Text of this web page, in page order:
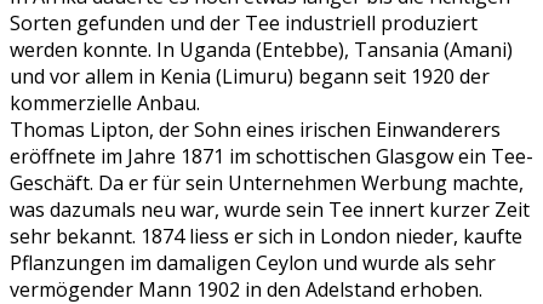
Sorten gefunden und der Tee industriell produziert
werden konnte. In Uganda (Entebbe), Tansania (Amani)
und vor allem in Kenia (Limuru) begann seit 1920 der
kommerzielle Anbau.
Thomas Lipton, der Sohn eines irischen Einwanderers
eröffnete im Jahre 1871 im schottischen Glasgow ein Tee-
Geschäft. Da er für sein Unternehmen Werbung machte,
was dazumals neu war, wurde sein Tee innert kurzer Zeit
sehr bekannt. 1874 liess er sich in London nieder, kaufte
Pflanzungen im damaligen Ceylon und wurde als sehr
vermögender Mann 1902 in den Adelstand erhoben.